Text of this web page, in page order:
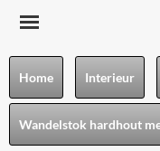
Home Interieur
Wandelstok hardhout